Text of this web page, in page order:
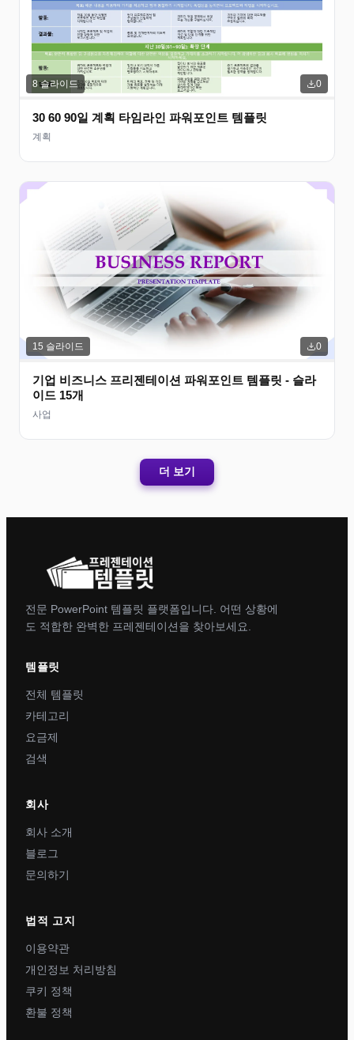
8 슬라이드 0
30 60 90일 계획 타임라인 파워포인트 템플릿
계획
15 슬라이드 0
기업 비즈니스 프리젠테이션 파워포인트 템플릿 - 슬라
이드 15개
사업
더 보기
전문 PowerPoint 템플릿 플랫폼입니다. 어떤 상황에
도 적합한 완벽한 프레젠테이션을 찾아보세요.
템플릿
전체 템플릿
카테고리
요금제
검색
회사
회사 소개
블로그
문의하기
법적 고지
이용약관
개인정보 처리방침
쿠키 정책
환불 정책